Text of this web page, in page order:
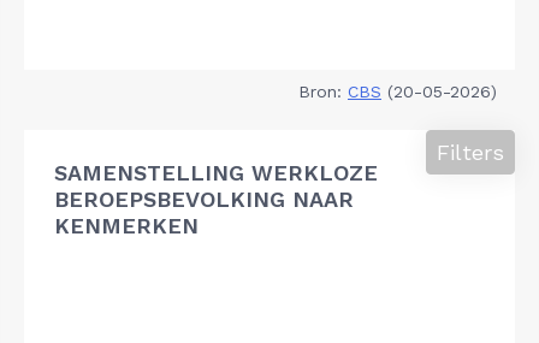
Bron: CBS (20-05-2026)
SAMENSTELLING WERKLOZE
BEROEPSBEVOLKING NAAR
KENMERKEN
Filters